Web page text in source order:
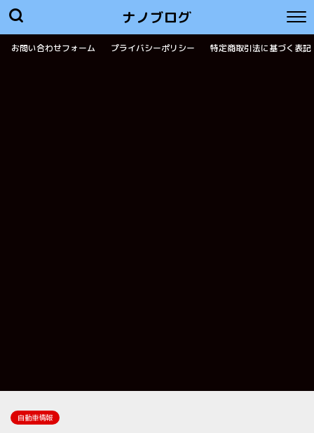
ナノブログ
お問い合わせフォーム プライバシーポリシー 特定商取引法に基づく表記
自動車情報